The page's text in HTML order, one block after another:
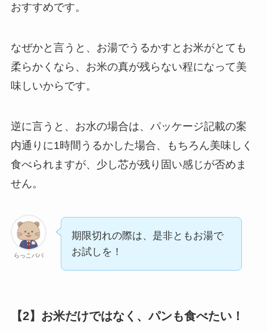
おすすめです。
なぜかと言うと、お湯でうるかすとお米がとても
柔らかくなら、お米の真が残らない程になって美
味しいからです。
逆に言うと、お水の場合は、パッケージ記載の案
内通りに1時間うるかした場合、もちろん美味しく
食べられますが、少し芯が残り固い感じが否めま
せん。
らっこパパ
期限切れの際は、是非ともお湯で
お試しを！
【2】お米だけではなく、パンも食べたい！